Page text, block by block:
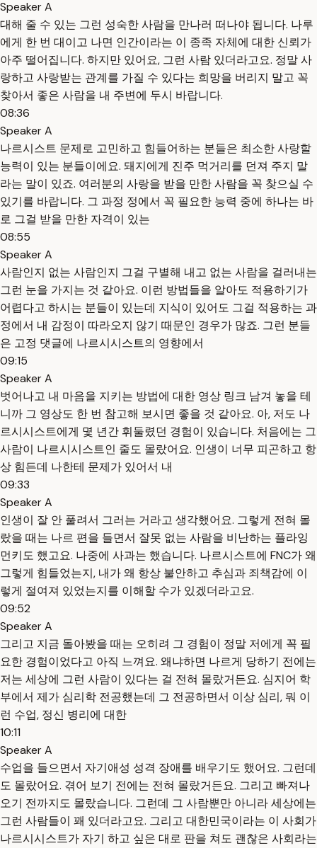
Speaker A
대해 줄 수 있는 그런 성숙한 사람을 만나러 떠나야 됩니다. 나루
에게 한 번 대이고 나면 인간이라는 이 종족 자체에 대한 신뢰가
아주 떨어집니다. 하지만 있어요, 그런 사람 있더라고요. 정말 사
랑하고 사랑받는 관계를 가질 수 있다는 희망을 버리지 말고 꼭
찾아서 좋은 사람을 내 주변에 두시 바랍니다.
08:36
Speaker A
나르시스트 문제로 고민하고 힘들어하는 분들은 최소한 사랑할
능력이 있는 분들이에요. 돼지에게 진주 먹거리를 던져 주지 말
라는 말이 있죠. 여러분의 사랑을 받을 만한 사람을 꼭 찾으실 수
있기를 바랍니다. 그 과정 정에서 꼭 필요한 능력 중에 하나는 바
로 그걸 받을 만한 자격이 있는
08:55
Speaker A
사람인지 없는 사람인지 그걸 구별해 내고 없는 사람을 걸러내는
그런 눈을 가지는 것 같아요. 이런 방법들을 알아도 적용하기가
어렵다고 하시는 분들이 있는데 지식이 있어도 그걸 적용하는 과
정에서 내 감정이 따라오지 않기 때문인 경우가 많죠. 그런 분들
은 고정 댓글에 나르시시스트의 영향에서
09:15
Speaker A
벗어나고 내 마음을 지키는 방법에 대한 영상 링크 남겨 놓을 테
니까 그 영상도 한 번 참고해 보시면 좋을 것 같아요. 아, 저도 나
르시시스트에게 몇 년간 휘둘렸던 경험이 있습니다. 처음에는 그
사람이 나르시시스트인 줄도 몰랐어요. 인생이 너무 피곤하고 항
상 힘든데 나한테 문제가 있어서 내
09:33
Speaker A
인생이 잘 안 풀려서 그러는 거라고 생각했어요. 그렇게 전혀 몰
랐을 때는 나르 편을 들면서 잘못 없는 사람을 비난하는 플라잉
먼키도 했고요. 나중에 사과는 했습니다. 나르시스트에 FNC가 왜
그렇게 힘들었는지, 내가 왜 항상 불안하고 추심과 죄책감에 이
렇게 절여져 있었는지를 이해할 수가 있겠더라고요.
09:52
Speaker A
그리고 지금 돌아봤을 때는 오히려 그 경험이 정말 저에게 꼭 필
요한 경험이었다고 아직 느껴요. 왜냐하면 나르게 당하기 전에는
저는 세상에 그런 사람이 있다는 걸 전혀 몰랐거든요. 심지어 학
부에서 제가 심리학 전공했는데 그 전공하면서 이상 심리, 뭐 이
런 수업, 정신 병리에 대한
10:11
Speaker A
수업을 들으면서 자기애성 성격 장애를 배우기도 했어요. 그런데
도 몰랐어요. 겪어 보기 전에는 전혀 몰랐거든요. 그리고 빠져나
오기 전까지도 몰랐습니다. 그런데 그 사람뿐만 아니라 세상에는
그런 사람들이 꽤 있더라고요. 그리고 대한민국이라는 이 사회가
나르시시스트가 자기 하고 싶은 대로 판을 쳐도 괜찮은 사회라는